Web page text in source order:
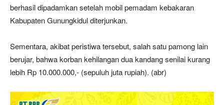
berhasil dipadamkan setelah mobil pemadam kebakaran
Kabupaten Gunungkidul diterjunkan.
Sementara, akibat peristiwa tersebut, salah satu pamong lain
berujar, bahwa korban kehilangan dua kandang senilai kurang
lebih Rp 10.000.000,- (sepuluh juta rupiah). (abr)